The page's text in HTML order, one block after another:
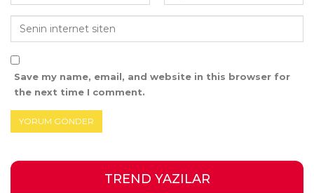
Save my name, email, and website in this browser for
the next time I comment.
TREND YAZILAR